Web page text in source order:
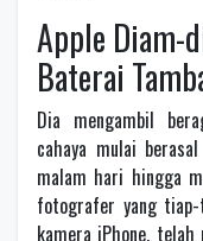
Apple Diam-
Baterai
Dia mengambil
cahaya mulai
malam hari hingga
fotografer yang
kamera iPhone,